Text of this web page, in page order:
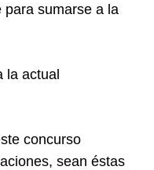
para sumarse a la
la actual
concurso
sean éstas